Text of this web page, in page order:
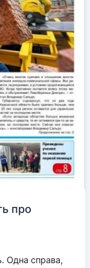
про
Одна справа,